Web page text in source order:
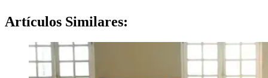
Artículos Similares: